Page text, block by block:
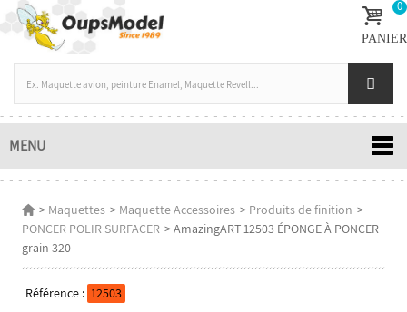
0
PANIER
MENU
> Maquettes > Maquette Accessoires > Produits de finition >
PONCER POLIR SURFACER >AmazingART 12503 ÉPONGE À PONCER
grain 320
Référence : 12503